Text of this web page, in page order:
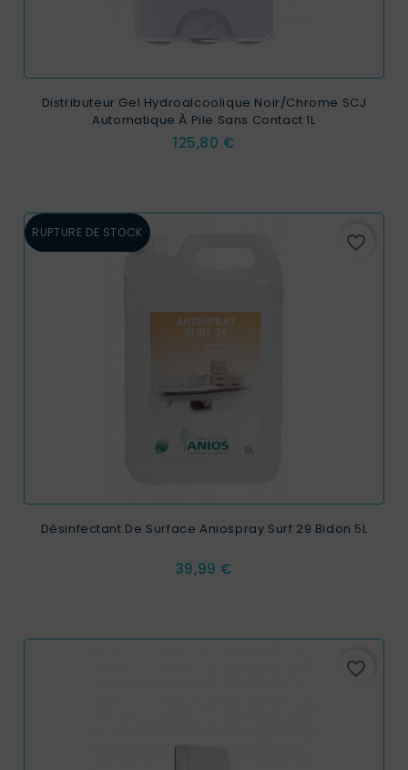
Distributeur Gel Hydroalcoolique Noir/Chrome SCJ
Automatique À Pile Sans Contact 1L
Prix
125,80 €
RUPTURE DE STOCK favorite_border
Désinfectant De Surface Aniospray Surf 29 Bidon 5L
Prix
39,99 €
favorite_border